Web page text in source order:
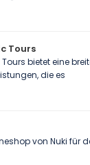
Tours
bietet eine
die es
von Nuki für